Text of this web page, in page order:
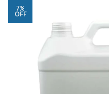
7%
OFF